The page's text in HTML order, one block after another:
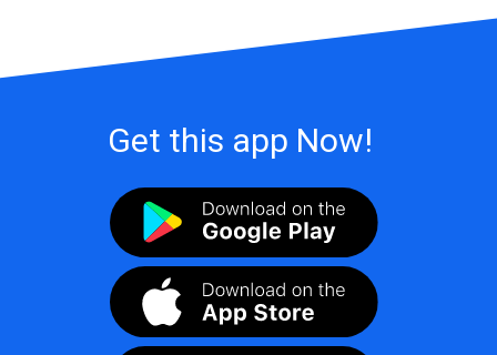
Get this app Now!